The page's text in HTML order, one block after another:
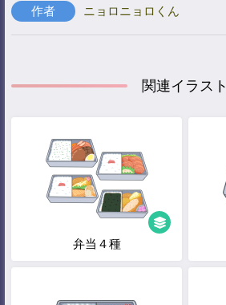
作者 ニョロニョロくん
関連イラスト
弁当４種